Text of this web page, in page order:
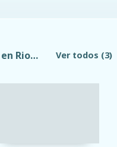
Gestores productivos en Riobamba Ver todos (3)